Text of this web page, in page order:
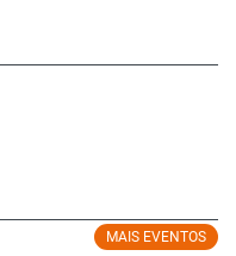
MAIS EVENTOS